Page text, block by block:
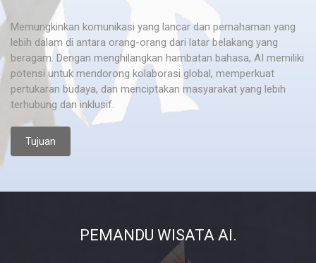
Memungkinkan komunikasi yang lancar dan pemahaman yang
lebih dalam di antara orang-orang dari latar belakang yang
beragam. Dengan menghilangkan hambatan bahasa, AI memiliki
potensi untuk mendorong kolaborasi global, memperkuat
pertukaran budaya, dan menciptakan masyarakat yang lebih
terhubung dan inklusif.
Tujuan
PEMANDU WISATA AI.